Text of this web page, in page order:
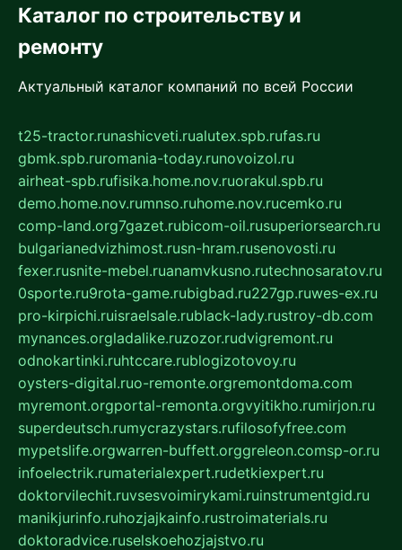
Каталог по строительству и
ремонту
Актуальный каталог компаний по всей России
t25-tractor.runashicveti.rualutex.spb.rufas.ru
gbmk.spb.ruromania-today.runovoizol.ru
airheat-spb.rufisika.home.nov.ruorakul.spb.ru
demo.home.nov.rumnso.ruhome.nov.rucemko.ru
comp-land.org7gazet.rubicom-oil.rusuperiorsearch.ru
bulgarianedvizhimost.rusn-hram.rusenovosti.ru
fexer.rusnite-mebel.ruanamvkusno.rutechnosaratov.ru
0sporte.ru9rota-game.rubigbad.ru227gp.ruwes-ex.ru
pro-kirpichi.ruisraelsale.rublack-lady.rustroy-db.com
mynances.orgladalike.ruzozor.rudvigremont.ru
odnokartinki.ruhtccare.rublogizotovoy.ru
oysters-digital.ruo-remonte.orgremontdoma.com
myremont.orgportal-remonta.orgvyitikho.rumirjon.ru
superdeutsch.rumycrazystars.rufilosofyfree.com
mypetslife.orgwarren-buffett.orggreleon.comsp-or.ru
infoelectrik.rumaterialexpert.rudetkiexpert.ru
doktorvilechit.ruvsesvoimirykami.ruinstrumentgid.ru
manikjurinfo.ruhozjajkainfo.rustroimaterials.ru
doktoradvice.ruselskoehozjajstvo.ru